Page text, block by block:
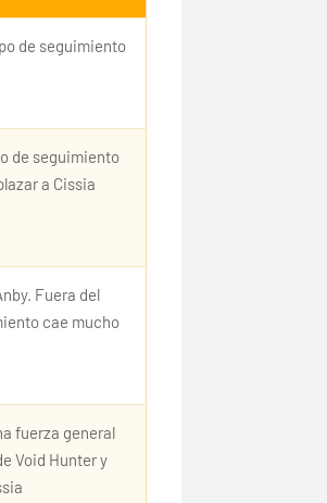
de seguimiento
de seguimiento
a Cissia
Fuera del
cae mucho
fuerza general
Void Hunter y